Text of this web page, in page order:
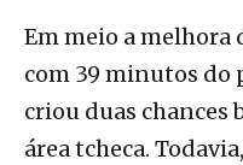
Em meio a melhora
com 39 minutos do
criou duas chances
área tcheca.